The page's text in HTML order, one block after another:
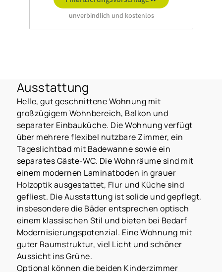
Ausstattung
Helle, gut geschnittene Wohnung mit
großzügigem Wohnbereich, Balkon und
separater Einbauküche. Die Wohnung verfügt
über mehrere flexibel nutzbare Zimmer, ein
Tageslichtbad mit Badewanne sowie ein
separates Gäste-WC. Die Wohnräume sind mit
einem modernen Laminatboden in grauer
Holzoptik ausgestattet, Flur und Küche sind
gefliest. Die Ausstattung ist solide und gepflegt,
insbesondere die Bäder entsprechen optisch
einem klassischen Stil und bieten bei Bedarf
Modernisierungspotenzial. Eine Wohnung mit
guter Raumstruktur, viel Licht und schöner
Aussicht ins Grüne.
Optional können die beiden Kinderzimmer